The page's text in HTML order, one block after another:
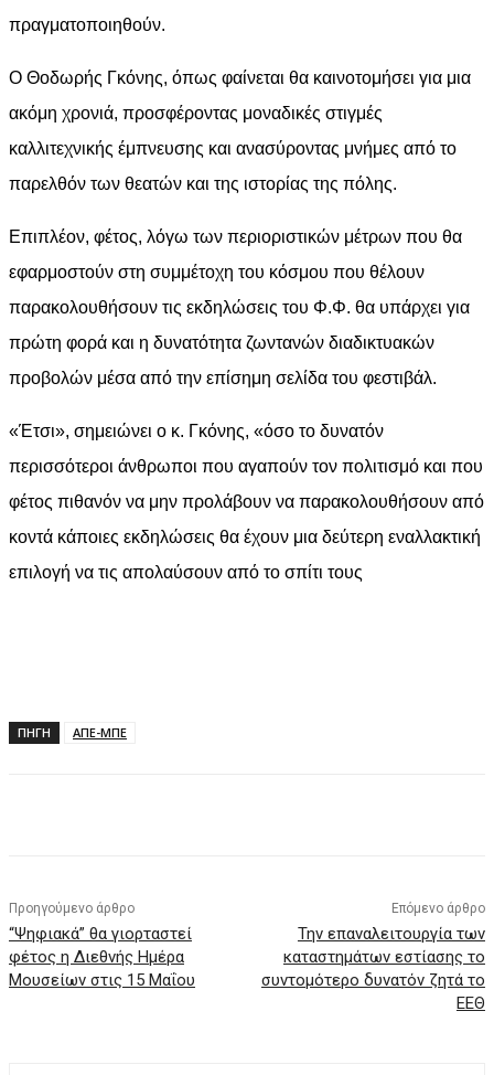
πραγματοποιηθούν.
Ο Θοδωρής Γκόνης, όπως φαίνεται θα καινοτομήσει για μια
ακόμη χρονιά, προσφέροντας μοναδικές στιγμές
καλλιτεχνικής έμπνευσης και ανασύροντας μνήμες από το
παρελθόν των θεατών και της ιστορίας της πόλης.
Επιπλέον, φέτος, λόγω των περιοριστικών μέτρων που θα
εφαρμοστούν στη συμμέτοχη του κόσμου που θέλουν
παρακολουθήσουν τις εκδηλώσεις του Φ.Φ. θα υπάρχει για
πρώτη φορά και η δυνατότητα ζωντανών διαδικτυακών
προβολών μέσα από την επίσημη σελίδα του φεστιβάλ.
«Έτσι», σημειώνει ο κ. Γκόνης, «όσο το δυνατόν
περισσότεροι άνθρωποι που αγαπούν τον πολιτισμό και που
φέτος πιθανόν να μην προλάβουν να παρακολουθήσουν από
κοντά κάποιες εκδηλώσεις θα έχουν μια δεύτερη εναλλακτική
επιλογή να τις απολαύσουν από το σπίτι τους
ΠΗΓΗ ΑΠΕ-ΜΠΕ
Προηγούμενο άρθρο
“Ψηφιακά” θα γιορταστεί
φέτος η Διεθνής Ημέρα
Μουσείων στις 15 Μαΐου
Επόμενο άρθρο
Την επαναλειτουργία των
καταστημάτων εστίασης το
συντομότερο δυνατόν ζητά το
ΕΕΘ